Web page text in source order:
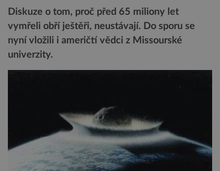
Diskuze o tom, proč před 65 miliony let
vymřeli obří ještěři, neustávají. Do sporu se
nyní vložili i američtí vědci z Missourské
univerzity.